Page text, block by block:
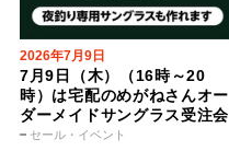
2026年7月9日
セール・イベント
7月9日（木）（16時～20
時）は宅配のめがねさんオー
ダーメイドサングラス受注会